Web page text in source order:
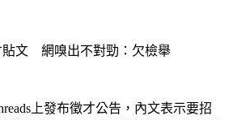
貼文　網嗅出不對勁：欠檢舉
上發布徵才公告，內文表示要招